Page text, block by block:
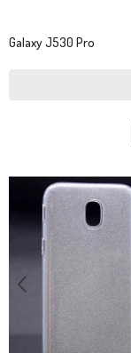
Galaxy J530 Pro